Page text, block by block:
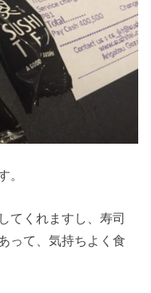
。
てくれますし、寿司
って、気持ちよく食